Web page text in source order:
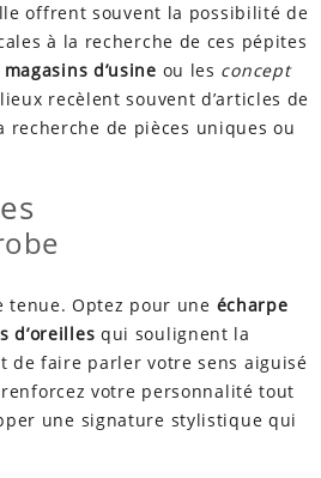
offrent souvent la possibilité de
à la recherche de ces pépites
magasins d’usine ou les concept
recèlent souvent d’articles de
de pièces uniques ou
tenue. Optez pour une écharpe
d’oreilles qui soulignent la
de faire parler votre sens aiguisé
votre personnalité tout
une signature stylistique qui